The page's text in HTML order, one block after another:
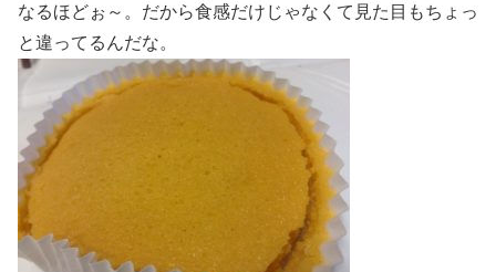
なるほどぉ～。だから食感だけじゃなくて見た目もちょっ
と違ってるんだな。